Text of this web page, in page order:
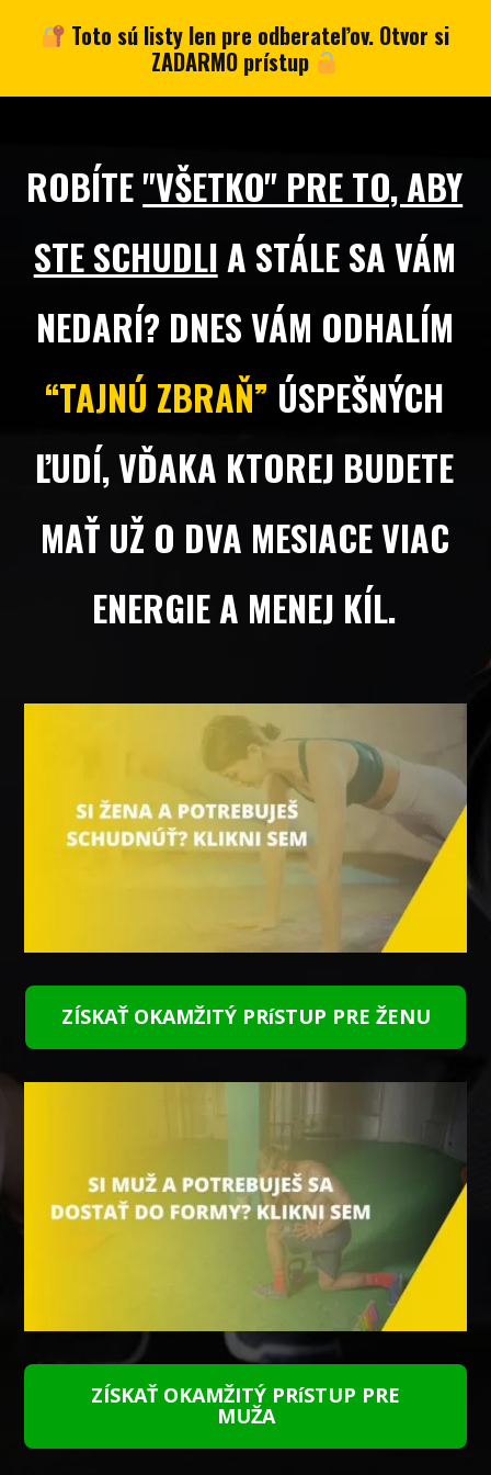
Toto sú listy len pre odberateľov. Otvor si
ZADARMO prístup
ROBÍTE"VŠETKO" PRE TO, ABY
STE SCHUDLI A STÁLE SA VÁM
NEDARÍ? DNES VÁM ODHALÍM
“TAJNÚ ZBRAŇ” ÚSPEŠNÝCH
ĽUDÍ, VĎAKA KTOREJ BUDETE
MAŤ UŽ O DVA MESIACE VIAC
ENERGIE A MENEJ KÍL.
ZÍSKAŤ OKAMŽITÝ PRíSTUP PRE ŽENU
ZÍSKAŤ OKAMŽITÝ PRíSTUP PRE
MUŽA